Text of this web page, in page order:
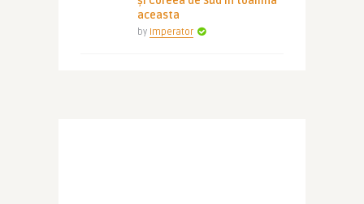
aceasta
by Imperator